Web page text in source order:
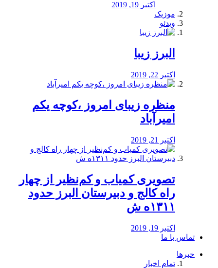
اکتبر 19, 2019
موزیک
ویدئو
البرز زیبا
اکتبر 22, 2019
منظره‌‌ زیبای امروز ،کوچه یکم
امیرآباد
اکتبر 21, 2019
️تصویری کمیاب و کم‌نظیر از چهار
راه كالج و دبيرستان البرز حدود
۱۳۱۱ه ش
اکتبر 19, 2019
تماس با ما
خبرها
تمام اخبار